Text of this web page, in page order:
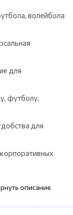
волейбола
для
футболу,
для
описание